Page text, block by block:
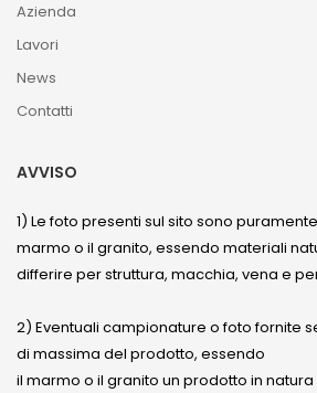
Azienda
Lavori
News
Contatti
AVVISO
1) Le foto presenti sul sito sono
marmo o il granito, essendo materiali
differire per struttura, macchia, vena e
2) Eventuali campionature o foto fornite
di massima del prodotto, essendo
il marmo o il granito un prodotto in